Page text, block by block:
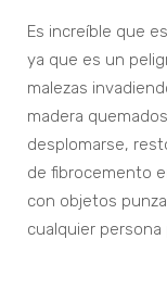
Es increíble que
ya que es un
malezas
madera
desplomarse,
de fibrocemento
con objetos
cualquier persona